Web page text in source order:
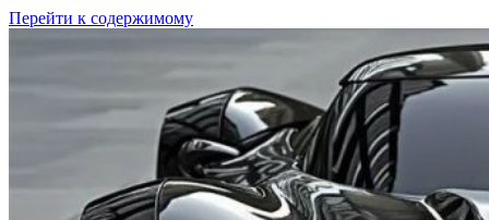
Перейти к содержимому